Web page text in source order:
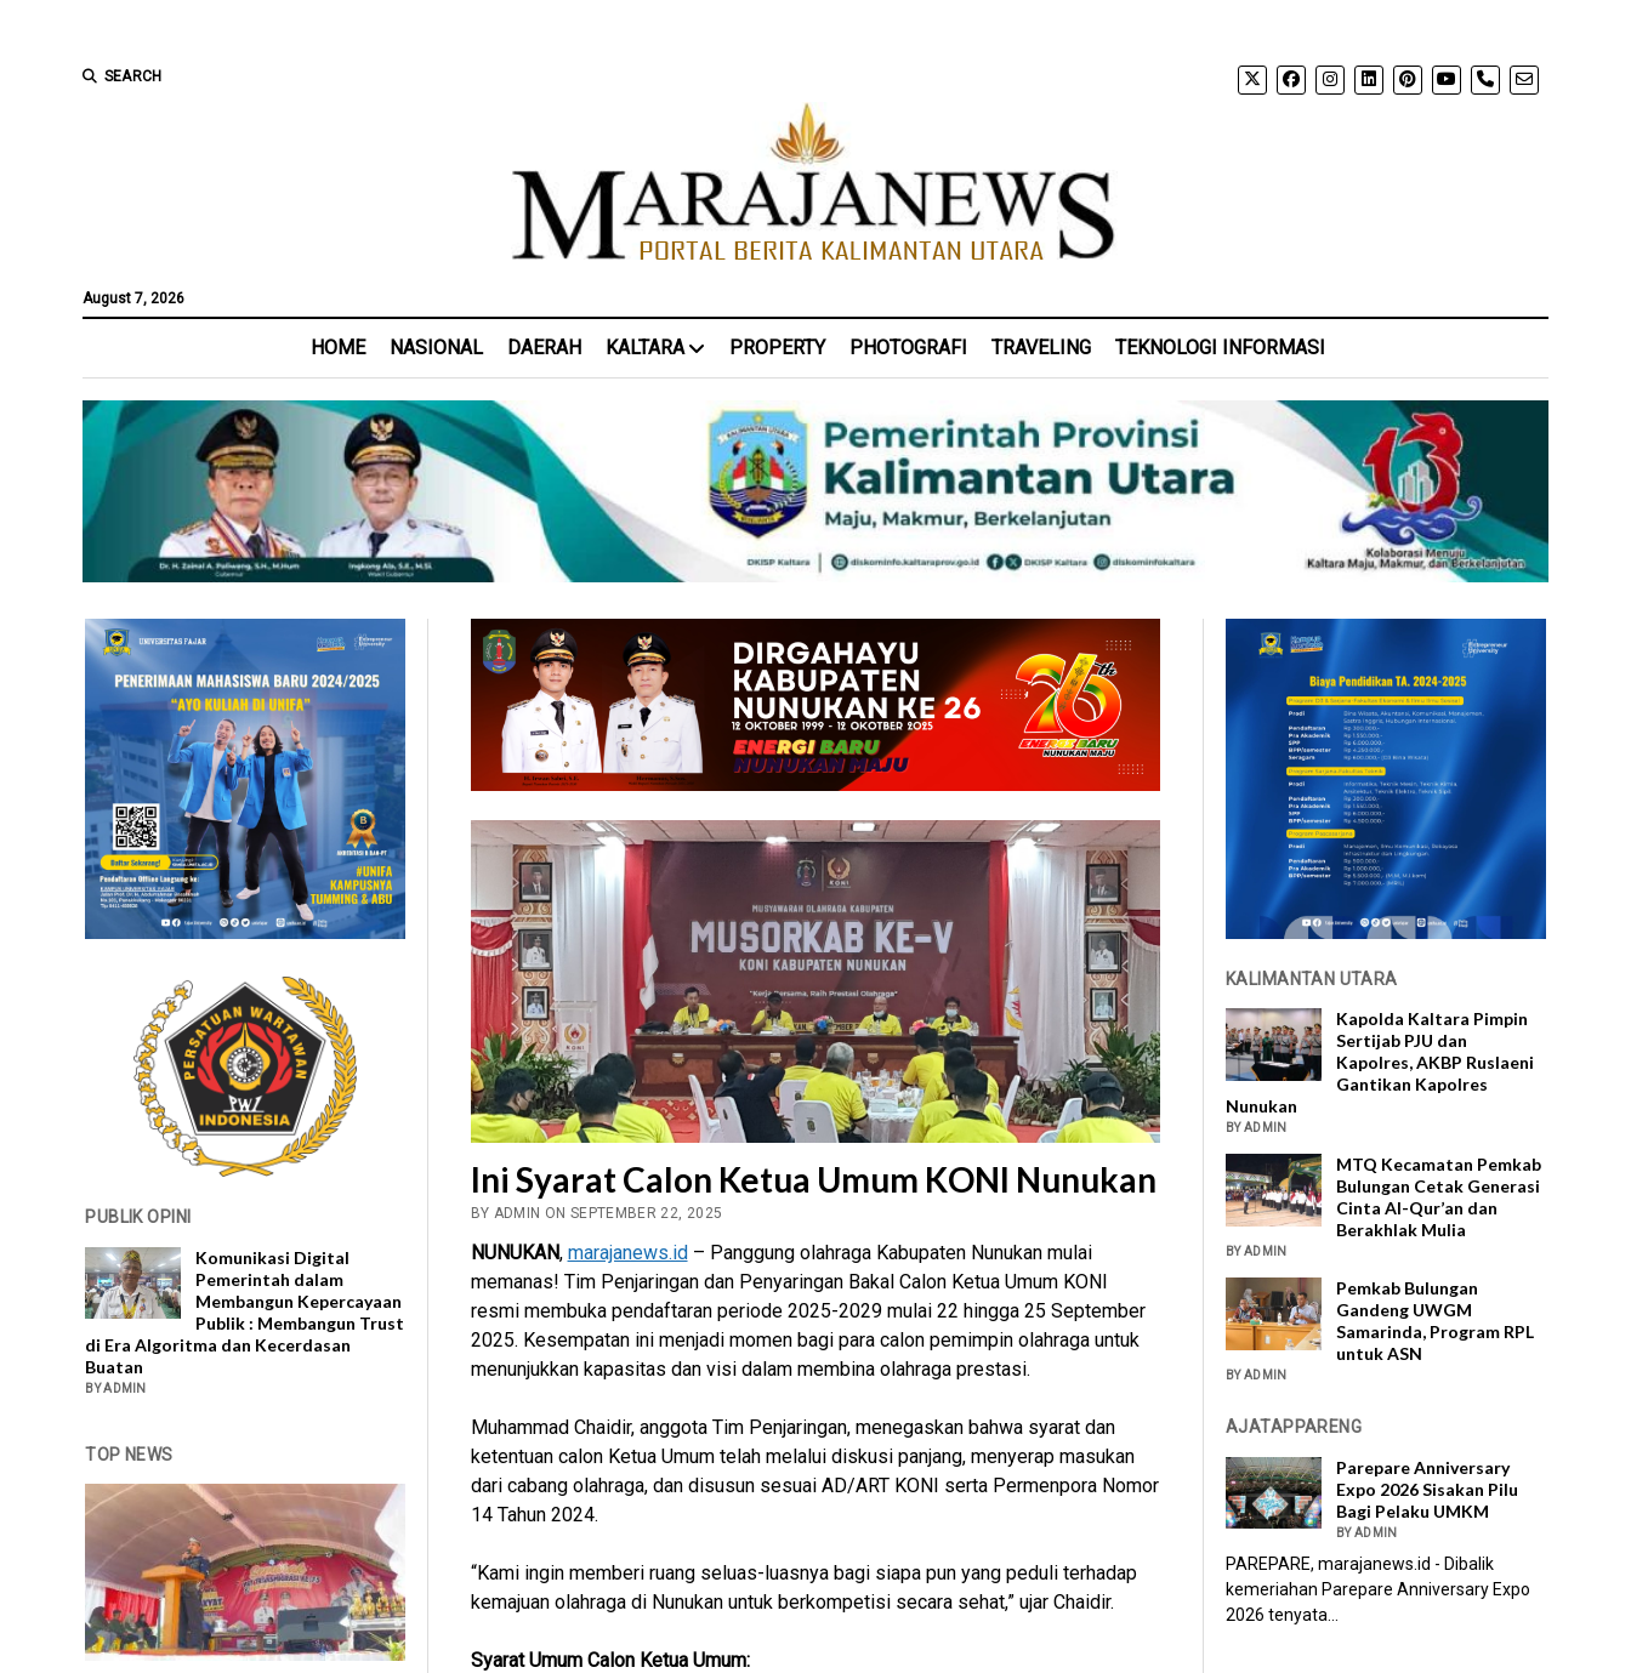
SEARCH phone
August 7, 2026
HOME NASIONAL DAERAH KALTARA PROPERTY PHOTOGRAFI TRAVELING TEKNOLOGI INFORMASI
PUBLIK OPINI
Komunikasi Digital
Pemerintah dalam
Membangun Kepercayaan
Publik : Membangun Trust
di Era Algoritma dan Kecerdasan
Buatan
BY ADMIN
TOP NEWS
Ini Syarat Calon Ketua Umum KONI Nunukan
BY ADMIN ON SEPTEMBER 22, 2025
NUNUKAN, marajanews.id– Panggung olahraga Kabupaten Nunukan mulai
memanas! Tim Penjaringan dan Penyaringan Bakal Calon Ketua Umum KONI
resmi membuka pendaftaran periode 2025-2029 mulai 22 hingga 25 September
2025. Kesempatan ini menjadi momen bagi para calon pemimpin olahraga untuk
menunjukkan kapasitas dan visi dalam membina olahraga prestasi.
Muhammad Chaidir, anggota Tim Penjaringan, menegaskan bahwa syarat dan
ketentuan calon Ketua Umum telah melalui diskusi panjang, menyerap masukan
dari cabang olahraga, dan disusun sesuai AD/ART KONI serta Permenpora Nomor
14 Tahun 2024.
“Kami ingin memberi ruang seluas-luasnya bagi siapa pun yang peduli terhadap
kemajuan olahraga di Nunukan untuk berkompetisi secara sehat,” ujar Chaidir.
Syarat Umum Calon Ketua Umum:
KALIMANTAN UTARA
Kapolda Kaltara Pimpin
Sertijab PJU dan
Kapolres, AKBP Ruslaeni
Gantikan Kapolres
Nunukan
BY ADMIN
MTQ Kecamatan Pemkab
Bulungan Cetak Generasi
Cinta Al-Qur’an dan
Berakhlak Mulia
BY ADMIN
Pemkab Bulungan
Gandeng UWGM
Samarinda, Program RPL
untuk ASN
BY ADMIN
AJATAPPARENG
Parepare Anniversary
Expo 2026 Sisakan Pilu
Bagi Pelaku UMKM
BY ADMIN
PAREPARE, marajanews.id - Dibalik
kemeriahan Parepare Anniversary Expo
2026 tenyata...